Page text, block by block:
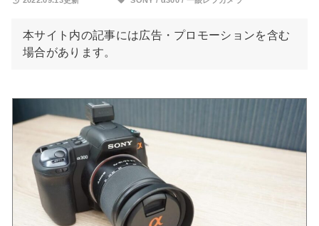
本サイト内の記事には広告・プロモーションを含む
場合があります。